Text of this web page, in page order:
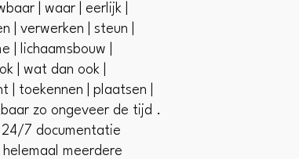
| waar | eerlijk |
| verwerken | steun |
| lichaamsbouw |
| wat dan ook |
| toekennen | plaatsen |
zo ongeveer de tijd .
7 documentatie
meerdere